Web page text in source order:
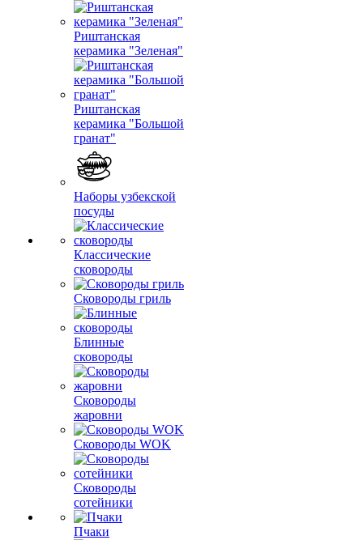
Риштанская
керамика "Зеленая"
Риштанская
керамика "Большой
гранат"
Наборы узбекской
посуды
Классические
сковороды
Сковороды гриль
Блинные
сковороды
Сковороды
жаровни
Сковороды WOK
Сковороды
сотейники
Пчаки